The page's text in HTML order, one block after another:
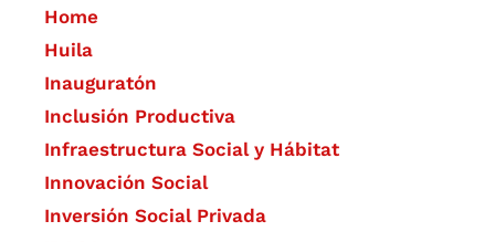
Home
Huila
Inauguratón
Inclusión Productiva
Infraestructura Social y Hábitat
​Innovación Social
Inversión Social Privada